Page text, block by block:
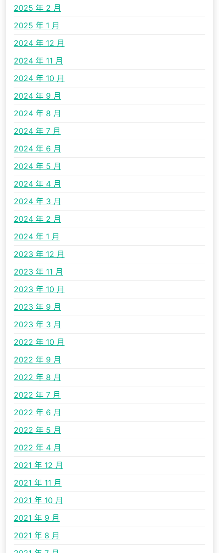
2025 年 2 月
2025 年 1 月
2024 年 12 月
2024 年 11 月
2024 年 10 月
2024 年 9 月
2024 年 8 月
2024 年 7 月
2024 年 6 月
2024 年 5 月
2024 年 4 月
2024 年 3 月
2024 年 2 月
2024 年 1 月
2023 年 12 月
2023 年 11 月
2023 年 10 月
2023 年 9 月
2023 年 3 月
2022 年 10 月
2022 年 9 月
2022 年 8 月
2022 年 7 月
2022 年 6 月
2022 年 5 月
2022 年 4 月
2021 年 12 月
2021 年 11 月
2021 年 10 月
2021 年 9 月
2021 年 8 月